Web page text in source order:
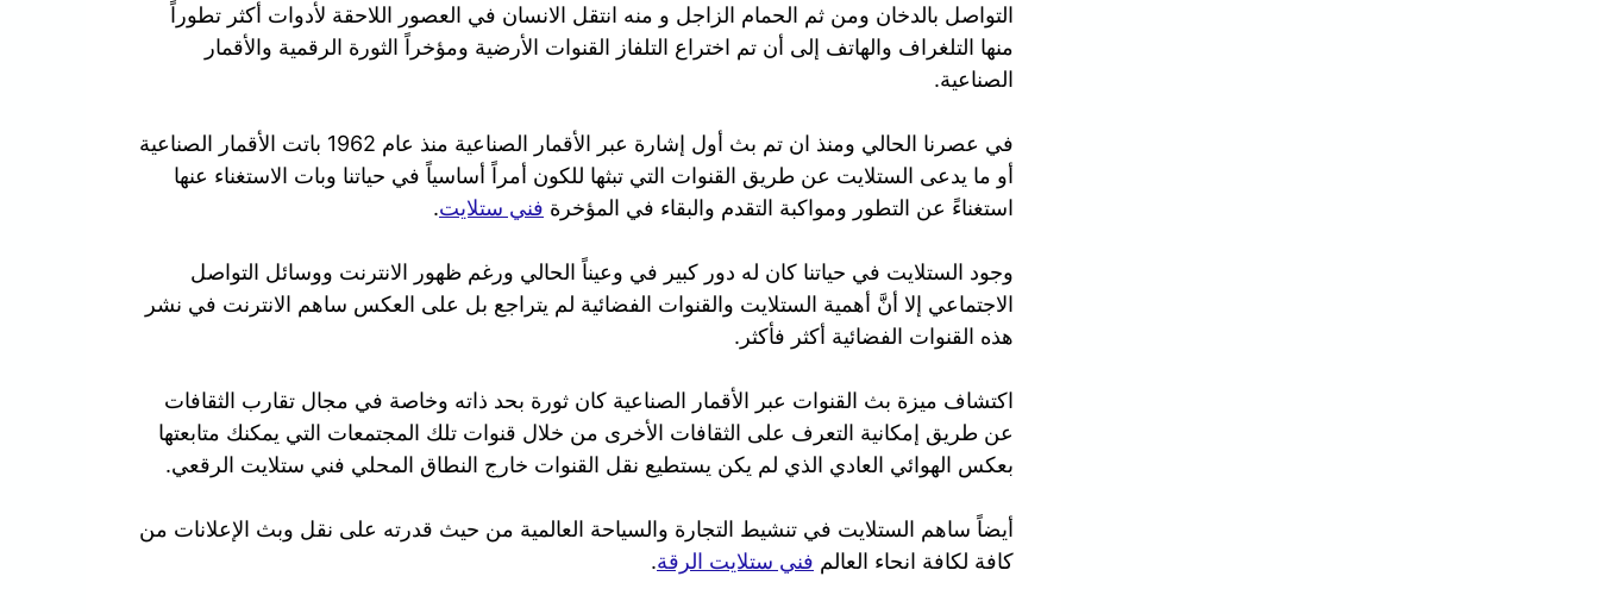
التواصل بالدخان ومن ثم الحمام الزاجل و منه انتقل الانسان في العصور اللاحقة لأدوات أكثر تطوراً
منها التلغراف والهاتف إلى أن تم اختراع التلفاز القنوات الأرضية ومؤخراً الثورة الرقمية والأقمار
الصناعية.
في عصرنا الحالي ومنذ ان تم بث أول إشارة عبر الأقمار الصناعية منذ عام 1962 باتت الأقمار الصناعية
أو ما يدعى الستلايت عن طريق القنوات التي تبثها للكون أمراً أساسياً في حياتنا وبات الاستغناء عنها
استغناءً عن التطور ومواكبة التقدم والبقاء في المؤخرة فني ستلايت.
وجود الستلايت في حياتنا كان له دور كبير في وعيناً الحالي ورغم ظهور الانترنت ووسائل التواصل
الاجتماعي إلا أنَّ أهمية الستلايت والقنوات الفضائية لم يتراجع بل على العكس ساهم الانترنت في نشر
هذه القنوات الفضائية أكثر فأكثر.
اكتشاف ميزة بث القنوات عبر الأقمار الصناعية كان ثورة بحد ذاته وخاصة في مجال تقارب الثقافات
عن طريق إمكانية التعرف على الثقافات الأخرى من خلال قنوات تلك المجتمعات التي يمكنك متابعتها
بعكس الهوائي العادي الذي لم يكن يستطيع نقل القنوات خارج النطاق المحلي فني ستلايت الرقعي.
أيضاً ساهم الستلايت في تنشيط التجارة والسياحة العالمية من حيث قدرته على نقل وبث الإعلانات من
كافة لكافة انحاء العالم فني ستلايت الرقة.